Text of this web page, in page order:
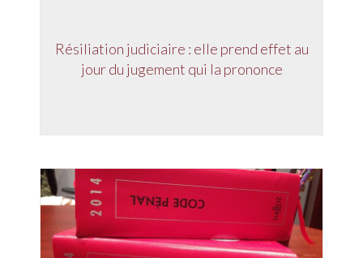
Résiliation judiciaire : elle prend effet au
jour du jugement qui la prononce